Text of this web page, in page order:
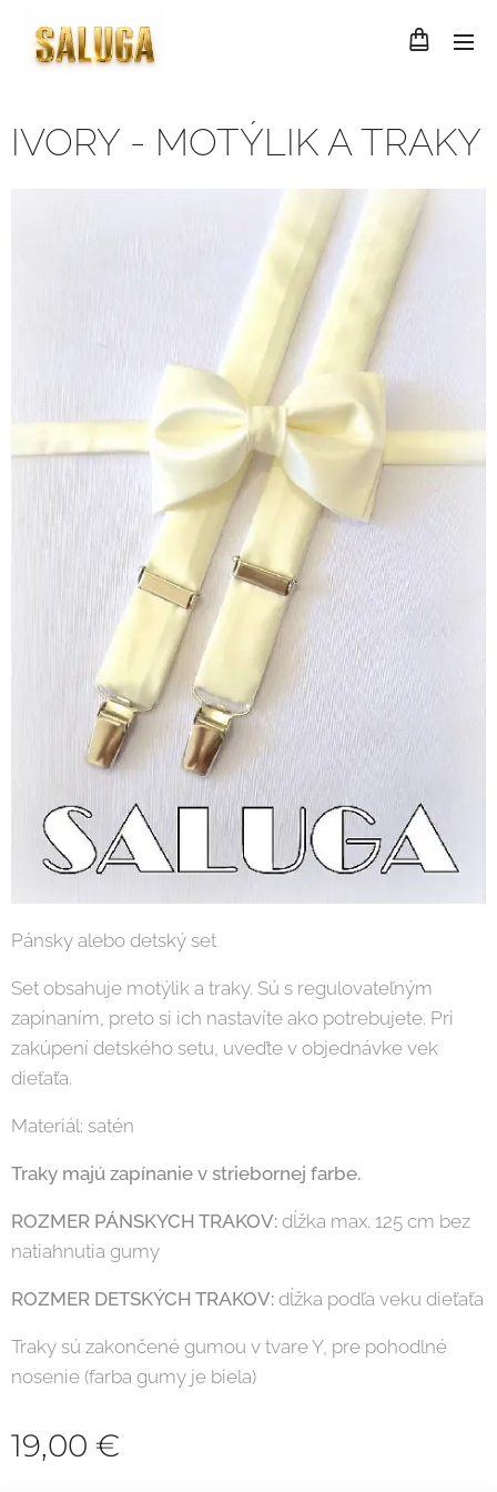
IVORY - MOTÝLIK A TRAKY
Pánsky alebo detský set
Set obsahuje motýlik a traky. Sú s regulovateľným
zapínaním, preto si ich nastavíte ako potrebujete. Pri
zakúpení detského setu, uveďte v objednávke vek
dieťaťa.
Materiál: satén
Traky majú zapínanie v striebornej farbe.
ROZMER PÁNSKYCH TRAKOV: dĺžka max. 125 cm bez
natiahnutia gumy
ROZMER DETSKÝCH TRAKOV: dĺžka podľa veku dieťaťa
Traky sú zakončené gumou v tvare Y, pre pohodlné
nosenie (farba gumy je biela)
19,00 €